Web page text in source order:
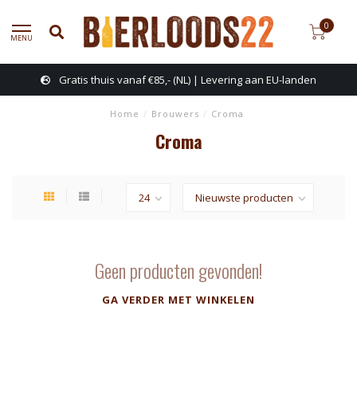
MENU
0
Gratis thuis vanaf €85,- (NL) | Levering aan EU-landen
Home / Brouwers / Croma
Croma
Geen producten gevonden!
GA VERDER MET WINKELEN